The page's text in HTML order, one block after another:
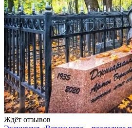
Ждёт отзывов